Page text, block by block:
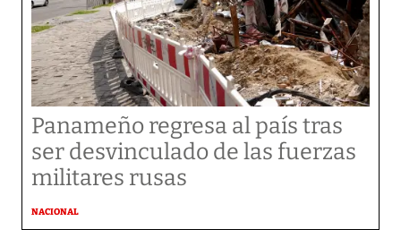
Panameño regresa al país tras
ser desvinculado de las fuerzas
militares rusas
NACIONAL